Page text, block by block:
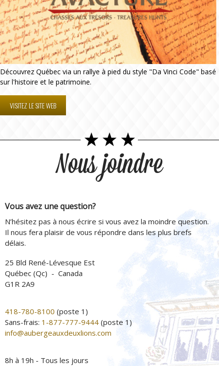
Découvrez Québec via un rallye à pied du style "Da Vinci Code" basé
sur l'histoire et le patrimoine.
VISITEZ LE SITE WEB
Nous joindre
Vous avez une question?
N’hésitez pas à nous écrire si vous avez la moindre question.
Il nous fera plaisir de vous répondre dans les plus brefs
délais.
25 Bld René-Lévesque Est
Québec (Qc) - Canada
G1R 2A9
418-780-8100 (poste 1)
Sans-frais: 1-877-777-9444 (poste 1)
info@aubergeauxdeuxlions.com
8h à 19h - Tous les jours